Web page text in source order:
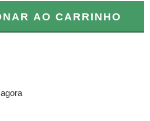
AO CARRINHO